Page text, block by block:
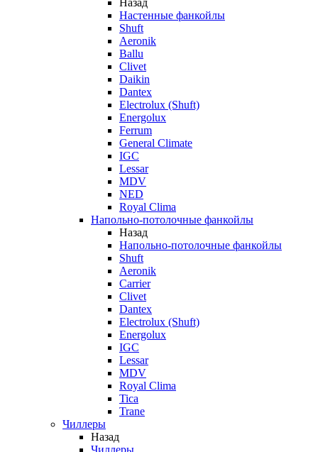
Назад
Настенные фанкойлы
Shuft
Aeronik
Ballu
Clivet
Daikin
Dantex
Electrolux (Shuft)
Energolux
Ferrum
General Climate
IGC
Lessar
MDV
NED
Royal Clima
Напольно-потолочные фанкойлы
Назад
Напольно-потолочные фанкойлы
Shuft
Aeronik
Carrier
Clivet
Dantex
Electrolux (Shuft)
Energolux
IGC
Lessar
MDV
Royal Clima
Tica
Trane
Чиллеры
Назад
Чиллеры